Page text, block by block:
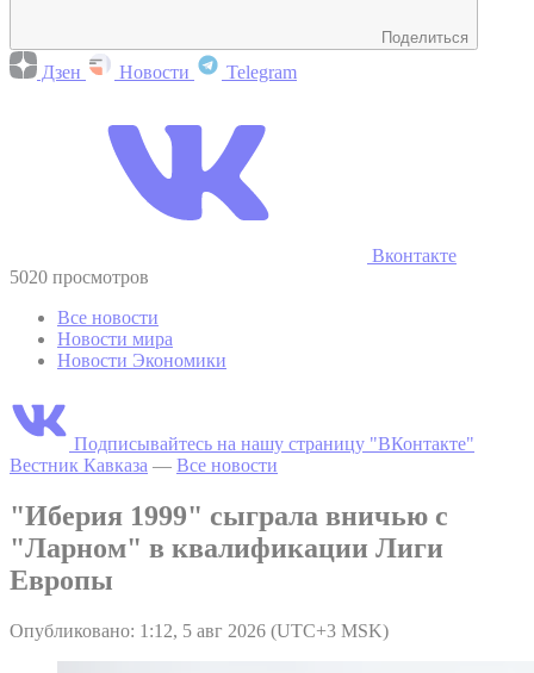
Поделиться
Дзен Новости Telegram
Вконтакте
5020 просмотров
Все новости
Новости мира
Новости Экономики
Подписывайтесь на нашу страницу "ВКонтакте"
Вестник Кавказа — Все новости
"Иберия 1999" сыграла вничью с
"Ларном" в квалификации Лиги
Европы
Опубликовано: 1:12, 5 авг 2026 (UTC+3 MSK)